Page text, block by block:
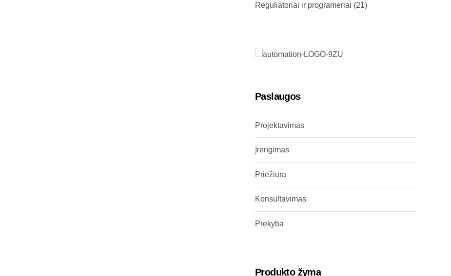
Reguliatoriai ir programeriai (21)
Paslaugos
Projektavimas
Įrengimas
Priežiūra
Konsultavimas
Prekyba
Produkto žyma